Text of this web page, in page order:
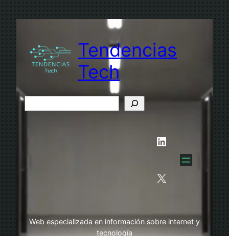
Tendencias
Tech
B
LinkedIn
X
Web especializada en información sobre internet y
tecnología